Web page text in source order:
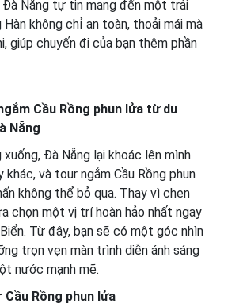
Đà Nẵng tự tin mang đến một trải
không chỉ an toàn, thoải mái mà
giúp chuyến đi của bạn thêm phần
Cầu Rồng phun lửa từ du
Nẵng
xuống, Đà Nẵng lại khoác lên mình
và tour ngắm Cầu Rồng phun
không thể bỏ qua. Thay vì chen
chọn một vị trí hoàn hảo nhất ngay
Từ đây, bạn sẽ có một góc nhìn
trọn vẹn màn trình diễn ánh sáng
nước mạnh mẽ.
Rồng phun lửa